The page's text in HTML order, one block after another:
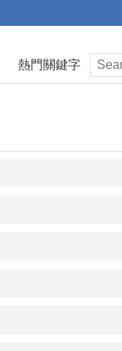
熱門關鍵字